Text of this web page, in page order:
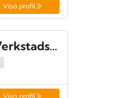
Visa profil
Ursviken Maskin Verkstadsmaskiner AB -Brunflo